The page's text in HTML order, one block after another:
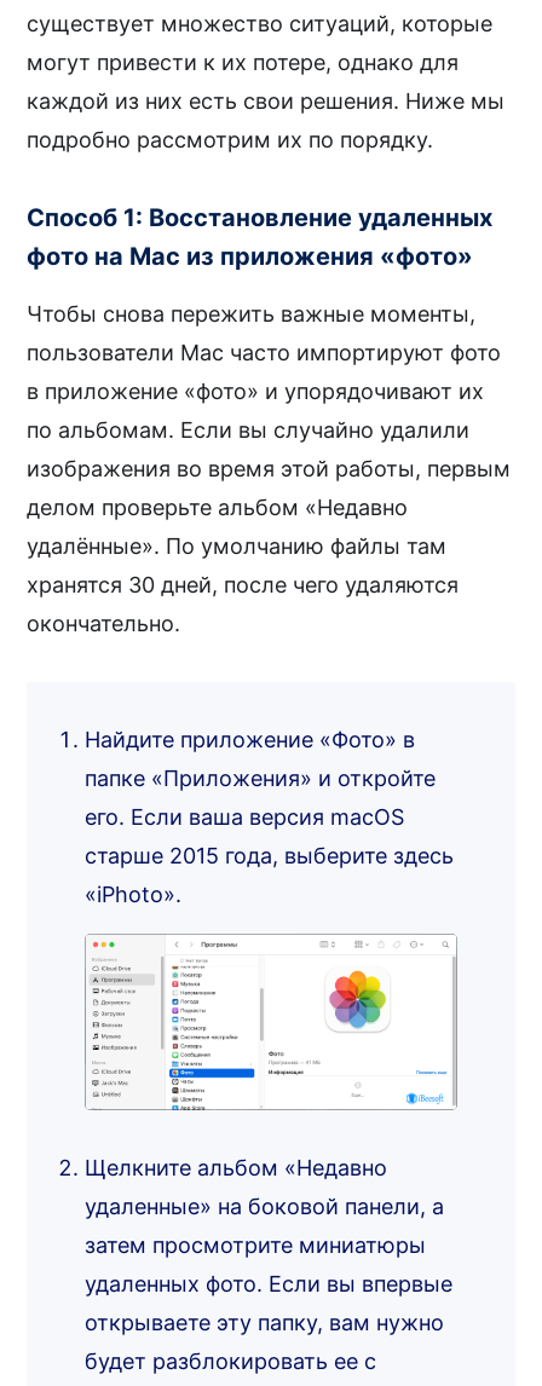
существует множество ситуаций, которые
могут привести к их потере, однако для
каждой из них есть свои решения. Ниже мы
подробно рассмотрим их по порядку.
Способ 1: Восстановление удаленных
фото на Mac из приложения «фото»
Чтобы снова пережить важные моменты,
пользователи Mac часто импортируют фото
в приложение «фото» и упорядочивают их
по альбомам. Если вы случайно удалили
изображения во время этой работы, первым
делом проверьте альбом «Недавно
удалённые». По умолчанию файлы там
хранятся 30 дней, после чего удаляются
окончательно.
Найдите приложение «Фото» в
папке «Приложения» и откройте
его. Если ваша версия macOS
старше 2015 года, выберите здесь
«iPhoto».
Щелкните альбом «Недавно
удаленные» на боковой панели, а
затем просмотрите миниатюры
удаленных фото. Если вы впервые
открываете эту папку, вам нужно
будет разблокировать ее с